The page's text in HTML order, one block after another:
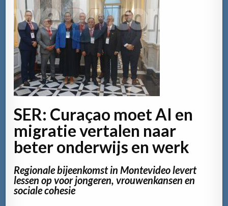
SER: Curaçao moet AI en
migratie vertalen naar
beter onderwijs en werk
Regionale bijeenkomst in Montevideo levert
lessen op voor jongeren, vrouwenkansen en
sociale cohesie